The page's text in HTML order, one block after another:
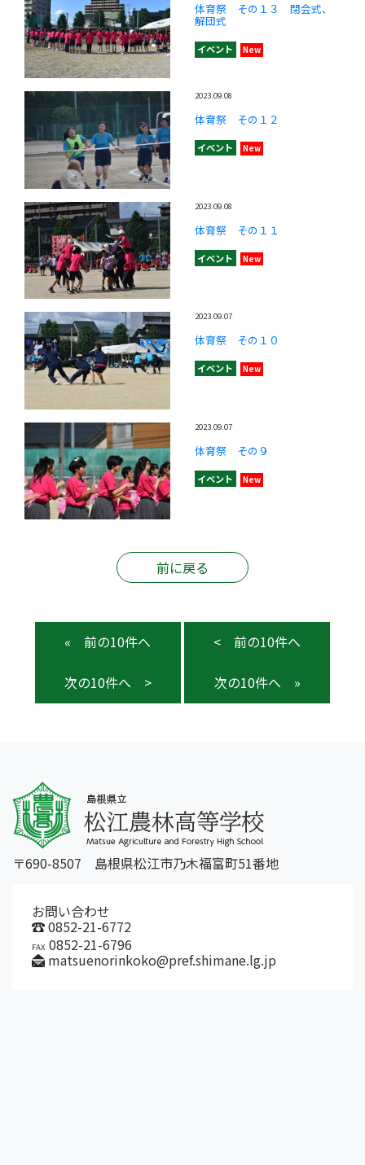
体育祭 その１３ 閉会式、
解団式
イベント New
2023.09.08
体育祭 その１２
イベント New
2023.09.08
体育祭 その１１
イベント New
2023.09.07
体育祭 その１０
イベント New
2023.09.07
体育祭 その９
イベント New
前に戻る
« <
> »
〒690-8507 島根県松江市乃木福富町51番地
お問い合わせ
0852-21-6772
FAX 0852-21-6796
matsuenorinkoko@pref.shimane.lg.jp